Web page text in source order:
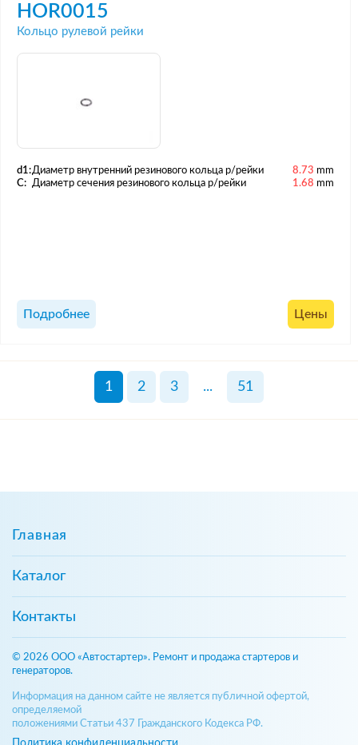
HOR0015
Кольцо рулевой рейки
d1:Диаметр внутренний резинового кольца р/рейки 8.73 mm
C:
Диаметр сечения резинового кольца р/рейки 1.68 mm
Подробнее Цены
1 2 3 ... 51
Главная
Каталог
Контакты
© 2026 ООО «Автостартер». Ремонт и продажа стартеров и
генераторов.
Информация на данном сайте не является публичной офертой,
определяемой
положениями Статьи 437 Гражданского Кодекса РФ.